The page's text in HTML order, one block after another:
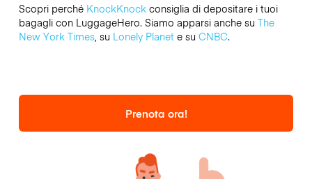
Scopri perché KnockKnockconsiglia di depositare i tuoi
bagagli con LuggageHero. Siamo apparsi anche su The
New York Times, su Lonely Planete su CNBC.
Prenota ora!